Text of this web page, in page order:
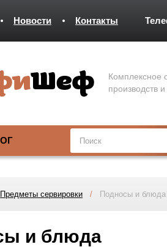
Новости Контакты
Комплексное
производств
Предметы сервировки / Подносы и блюда
и блюда